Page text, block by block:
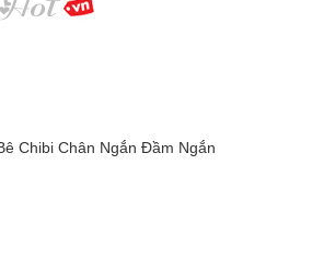
Chibi Chân Ngắn Đầm Ngắn